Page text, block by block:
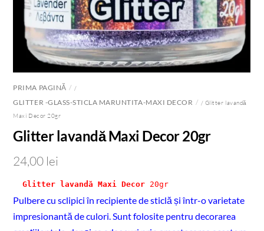
PRIMA PAGINĂ /
GLITTER -GLASS-STICLA MARUNTITA-MAXI DECOR
/ Glitter lavandă
Maxi Decor 20gr
Glitter lavandă Maxi Decor 20gr
24,00 lei
Glitter lavandă Maxi Decor 20gr
Pulbere cu sclipici în recipiente de sticlă și într-o varietate
impresionantă de culori. Sunt folosite pentru decorarea